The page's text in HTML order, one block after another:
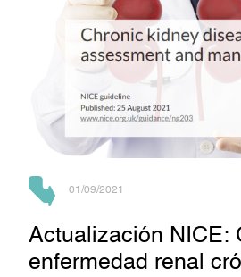
01/09/2021
Actualización NICE:
enfermedad renal